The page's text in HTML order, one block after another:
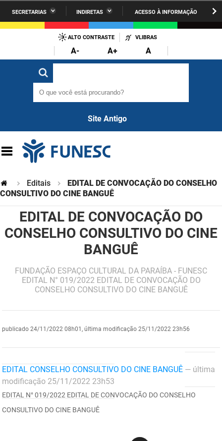
PARA
CONTEÚDO
SECRETARIAS INDIRETAS ACESSO À INFORMAÇÃO
Administração Penitenciária
Agricultura Familiar e Desenvolvimento do Semiárido
Casa Civil do Governador
Comunicação Institucional
Cultura
Desenvolvimento da Agropecuária e Pesca
Desenvolvimento e da Articulação Municipal
Educação
Infraestrutura e dos Recursos Hídricos
Meio Ambiente e Sustentabilidade
ARPB
Cinep
Companhia Docas
Corpo de Bombeiros
DER
EMPAER
Fapesq
FUNAD
ALTO CONTRASTE VLIBRAS
A- A+
A
O que você está procurando?
Site Antigo
Editais
EDITAL DE CONVOCAÇÃO DO CONSELHO
CONSULTIVO DO CINE BANGUÊ
EDITAL DE CONVOCAÇÃO DO
CONSELHO CONSULTIVO DO CINE
BANGUÊ
publicado 24/11/2022 08h01, última modificação 25/11/2022 23h56
FUNDAÇÃO ESPAÇO CULTURAL DA PARAÍBA - FUNESC
EDITAL N° 019/2022 EDITAL DE CONVOCAÇÃO DO
CONSELHO CONSULTIVO DO CINE BANGUÊ
EDITAL CONSELHO CONSULTIVO DO CINE BANGUÊ — última
modificação 25/11/2022 23h53
EDITAL N° 019/2022 EDITAL DE CONVOCAÇÃO DO CONSELHO
CONSULTIVO DO CINE BANGUÊ